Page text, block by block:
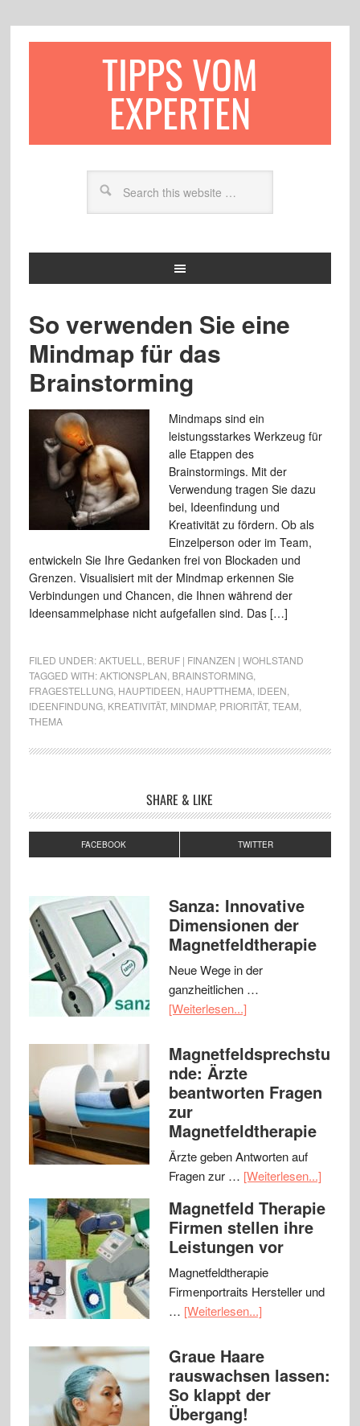
TIPPS VOM
EXPERTEN
So verwenden Sie eine
Mindmap für das
Brainstorming
Mindmaps sind ein
leistungsstarkes Werkzeug für
alle Etappen des
Brainstormings. Mit der
Verwendung tragen Sie dazu
bei, Ideenfindung und
Kreativität zu fördern. Ob als
Einzelperson oder im Team,
entwickeln Sie Ihre Gedanken frei von Blockaden und
Grenzen. Visualisiert mit der Mindmap erkennen Sie
Verbindungen und Chancen, die Ihnen während der
Ideensammelphase nicht aufgefallen sind. Das […]
FILED UNDER:AKTUELL
BERUF | FINANZEN | WOHLSTAND
TAGGED WITH:AKTIONSPLAN BRAINSTORMING,
FRAGESTELLUNG, HAUPTIDEEN HAUPTTHEMA, IDEEN
IDEENFINDUNG, KREATIVITÄT, MINDMAP, PRIORITÄT, TEAM
THEMA
SHARE & LIKE
FACEBOOK TWITTER
Sanza: Innovative
Dimensionen der
Magnetfeldtherapie
Neue Wege in der
ganzheitlichen …
[Weiterlesen...]
Magnetfeldsprechstu
nde: Ärzte
beantworten Fragen
zur
Magnetfeldtherapie
Ärzte geben Antworten auf
Fragen zur … [Weiterlesen...]
Magnetfeld Therapie
Firmen stellen ihre
Leistungen vor
Magnetfeldtherapie
Firmenportraits Hersteller und
… [Weiterlesen...]
Graue Haare
rauswachsen lassen:
So klappt der
Übergang!